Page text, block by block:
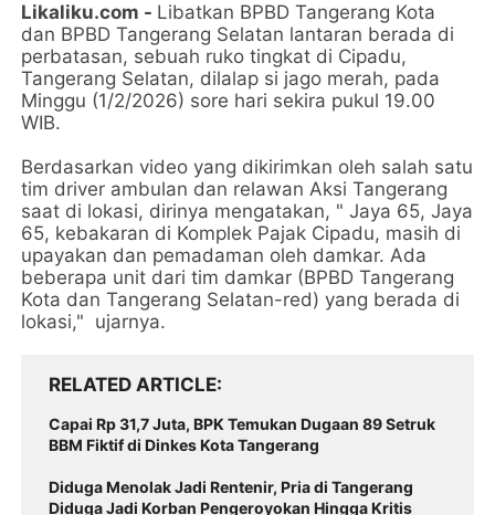
Likaliku.com - Libatkan BPBD Tangerang Kota
dan BPBD Tangerang Selatan lantaran berada di
perbatasan, sebuah ruko tingkat di Cipadu,
Tangerang Selatan, dilalap si jago merah, pada
Minggu (1/2/2026) sore hari sekira pukul 19.00
WIB.
Berdasarkan video yang dikirimkan oleh salah satu
tim driver ambulan dan relawan Aksi Tangerang
saat di lokasi, dirinya mengatakan, " Jaya 65, Jaya
65, kebakaran di Komplek Pajak Cipadu, masih di
upayakan dan pemadaman oleh damkar. Ada
beberapa unit dari tim damkar (BPBD Tangerang
Kota dan Tangerang Selatan-red) yang berada di
lokasi," ujarnya.
RELATED ARTICLE
Capai Rp 31,7 Juta, BPK Temukan Dugaan 89 Setruk
BBM Fiktif di Dinkes Kota Tangerang
Diduga Menolak Jadi Rentenir, Pria di Tangerang
Diduga Jadi Korban Pengeroyokan Hingga Kritis